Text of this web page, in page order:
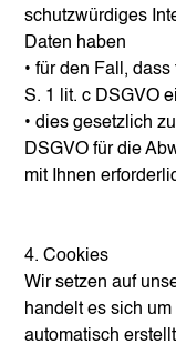
schutzwürdiges
Daten haben
• für den Fall,
S. 1 lit. c DSGVO
• dies gesetzlich
DSGVO für die
mit Ihnen
4. Cookies
Wir setzen auf
handelt es sich
automatisch